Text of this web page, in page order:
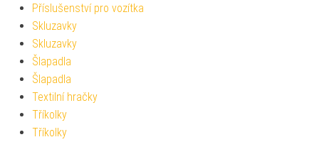
Příslušenství pro vozítka
Skluzavky
Skluzavky
Šlapadla
Šlapadla
Textilní hračky
Tříkolky
Tříkolky